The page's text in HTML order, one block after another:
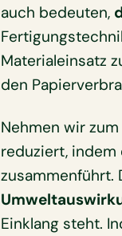
auch bedeuten,
Materialeinsatz
den
Nehmen wir
reduziert, indem
zusammenführt.
Einklang steht.